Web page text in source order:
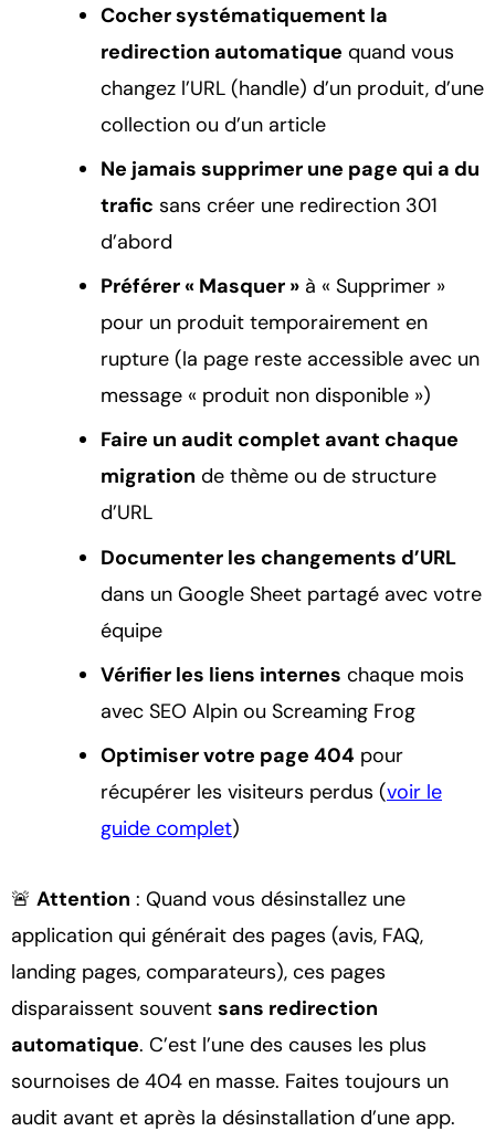
Cocher systématiquement la
redirection automatique quand vous
changez l’URL (handle) d’un produit, d’une
collection ou d’un article
Ne jamais supprimer une page qui a du
trafic sans créer une redirection 301
d’abord
Préférer « Masquer » à « Supprimer »
pour un produit temporairement en
rupture (la page reste accessible avec un
message « produit non disponible »)
Faire un audit complet avant chaque
migration de thème ou de structure
d’URL
Documenter les changements d’URL
dans un Google Sheet partagé avec votre
équipe
Vérifier les liens internes chaque mois
avec SEO Alpin ou Screaming Frog
Optimiser votre page 404 pour
récupérer les visiteurs perdus (voir le
guide complet)
🚨 Attention : Quand vous désinstallez une
application qui générait des pages (avis, FAQ,
landing pages, comparateurs), ces pages
disparaissent souvent sans redirection
automatique. C’est l’une des causes les plus
sournoises de 404 en masse. Faites toujours un
audit avant et après la désinstallation d’une app.